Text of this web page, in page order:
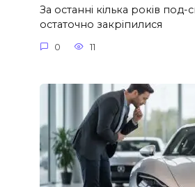
За останні кілька років под-
остаточно закріпилися
0 11